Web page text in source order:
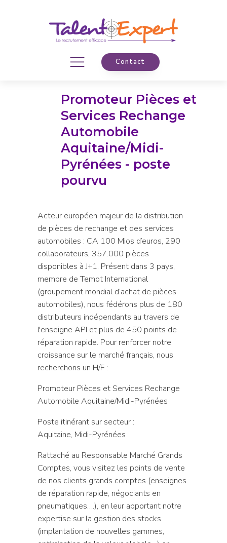
Contact
Promoteur Pièces et
Services Rechange
Automobile
Aquitaine/Midi-
Pyrénées - poste
pourvu
Acteur européen majeur de la distribution
de pièces de rechange et des services
automobiles : CA 100 Mios d’euros, 290
collaborateurs, 357.000 pièces
disponibles à J+1. Présent dans 3 pays,
membre de Temot International
(groupement mondial d’achat de pièces
automobiles), nous fédérons plus de 180
distributeurs indépendants au travers de
l'enseigne API et plus de 450 points de
réparation rapide. Pour renforcer notre
croissance sur le marché français, nous
recherchons un H/F :
Promoteur Pièces et Services Rechange
Automobile Aquitaine/Midi-Pyrénées
Poste itinérant sur secteur :
Aquitaine, Midi-Pyrénées
Rattaché au Responsable Marché Grands
Comptes, vous visitez les points de vente
de nos clients grands comptes (enseignes
de réparation rapide, négociants en
pneumatiques….), en leur apportant notre
expertise sur la gestion des stocks
(implantation de nouvelles gammes,